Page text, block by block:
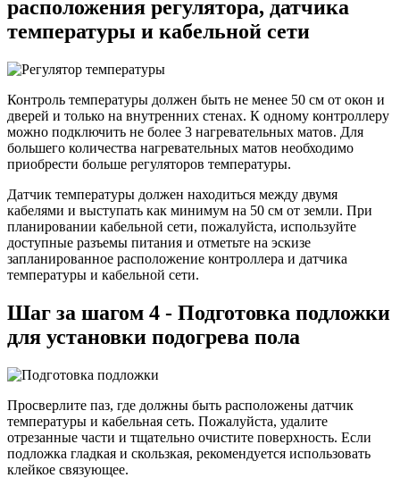
расположения регулятора, датчика
температуры и кабельной сети
Контроль температуры должен быть не менее 50 см от окон и
дверей и только на внутренних стенах. К одному контроллеру
можно подключить не более 3 нагревательных матов. Для
большего количества нагревательных матов необходимо
приобрести больше регуляторов температуры.
Датчик температуры должен находиться между двумя
кабелями и выступать как минимум на 50 см от земли. При
планировании кабельной сети, пожалуйста, используйте
доступные разъемы питания и отметьте на эскизе
запланированное расположение контроллера и датчика
температуры и кабельной сети.
Шаг за шагом 4 - Подготовка подложки
для установки подогрева пола
Просверлите паз, где должны быть расположены датчик
температуры и кабельная сеть. Пожалуйста, удалите
отрезанные части и тщательно очистите поверхность. Если
подложка гладкая и скользкая, рекомендуется использовать
клейкое связующее.